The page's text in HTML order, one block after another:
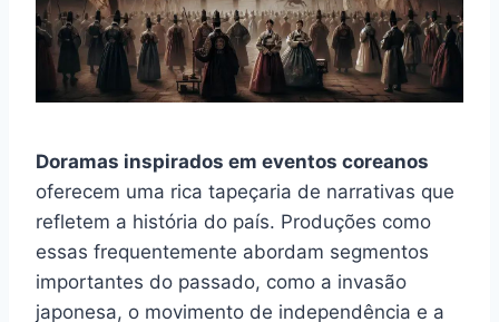
Doramas inspirados em eventos coreanos
oferecem uma rica tapeçaria de narrativas que
refletem a história do país. Produções como
essas frequentemente abordam segmentos
importantes do passado, como a invasão
japonesa, o movimento de independência e a